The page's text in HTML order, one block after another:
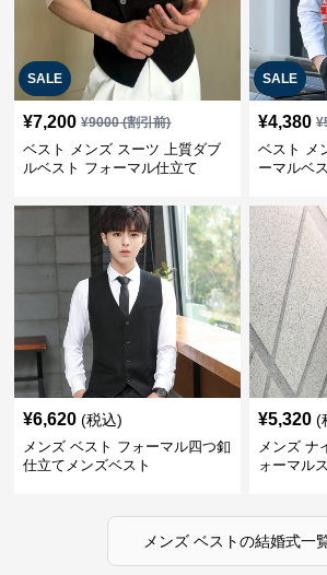
SALE
¥7,200 ¥9000(割引前)
ベスト メンズ スーツ 上質ダブ
ルベスト フォーマル仕立て
SALE
¥4,380 ¥
ベスト メ
ーマルベ
¥6,620 (税込)
メンズ ベスト フォーマル四つ釦
仕立てメンズベスト
¥5,320 (
メンズ ナ
ォーマル
メンズ ベストの結婚式一